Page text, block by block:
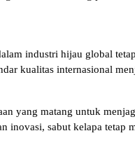
industri hijau global
kualitas internasional
yang matang untuk
inovasi, sabut kelapa tetap